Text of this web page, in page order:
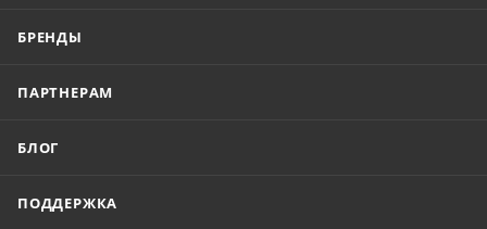
БРЕНДЫ
ПАРТНЕРАМ
БЛОГ
ПОДДЕРЖКА